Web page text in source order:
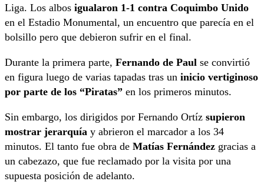
Liga. Los albos igualaron 1-1 contra Coquimbo Unido
en el Estadio Monumental, un encuentro que parecía en el
bolsillo pero que debieron sufrir en el final.
Durante la primera parte, Fernando de Paul se convirtió
en figura luego de varias tapadas tras un inicio vertiginoso
por parte de los “Piratas” en los primeros minutos.
Sin embargo, los dirigidos por Fernando Ortíz supieron
mostrar jerarquía y abrieron el marcador a los 34
minutos. El tanto fue obra de Matías Fernández gracias a
un cabezazo, que fue reclamado por la visita por una
supuesta posición de adelanto.